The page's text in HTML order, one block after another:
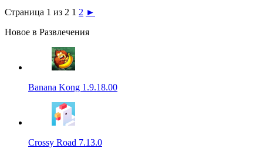
Страница 1 из 2 1 2 ►
Новое в Развлечения
Banana Kong 1.9.18.00
Crossy Road 7.13.0